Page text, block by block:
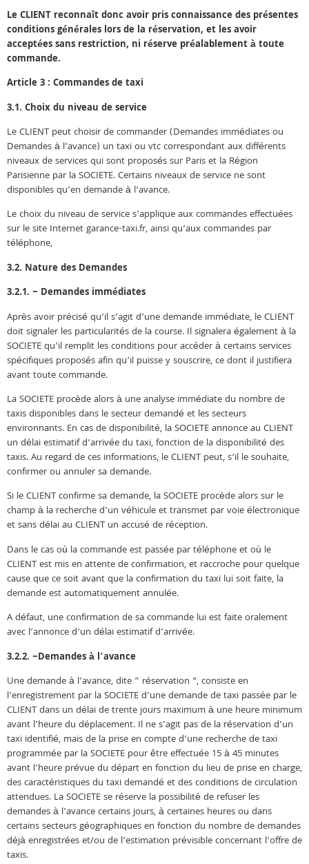
Le CLIENT reconnaît donc avoir pris connaissance des présentes
conditions générales lors de la réservation, et les avoir
acceptées sans restriction, ni réserve préalablement à toute
commande.
Article 3 : Commandes de taxi
3.1. Choix du niveau de service
Le CLIENT peut choisir de commander (Demandes immédiates ou
Demandes à l’avance) un taxi ou vtc correspondant aux différents
niveaux de services qui sont proposés sur Paris et la Région
Parisienne par la SOCIETE. Certains niveaux de service ne sont
disponibles qu’en demande à l’avance.
Le choix du niveau de service s’applique aux commandes effectuées
sur le site Internet garance-taxi.fr, ainsi qu’aux commandes par
téléphone,
3.2. Nature des Demandes
3.2.1. – Demandes immédiates
Après avoir précisé qu’il s’agit d’une demande immédiate, le CLIENT
doit signaler les particularités de la course. Il signalera également à la
SOCIETE qu’il remplit les conditions pour accéder à certains services
spécifiques proposés afin qu’il puisse y souscrire, ce dont il justifiera
avant toute commande.
La SOCIETE procède alors à une analyse immédiate du nombre de
taxis disponibles dans le secteur demandé et les secteurs
environnants. En cas de disponibilité, la SOCIETE annonce au CLIENT
un délai estimatif d’arrivée du taxi, fonction de la disponibilité des
taxis. Au regard de ces informations, le CLIENT peut, s’il le souhaite,
confirmer ou annuler sa demande.
Si le CLIENT confirme sa demande, la SOCIETE procède alors sur le
champ à la recherche d’un véhicule et transmet par voie électronique
et sans délai au CLIENT un accusé de réception.
Dans le cas où la commande est passée par téléphone et où le
CLIENT est mis en attente de confirmation, et raccroche pour quelque
cause que ce soit avant que la confirmation du taxi lui soit faite, la
demande est automatiquement annulée.
A défaut, une confirmation de sa commande lui est faite oralement
avec l’annonce d’un délai estimatif d’arrivée.
3.2.2. –Demandes à l’avance
Une demande à l’avance, dite ” réservation “, consiste en
l’enregistrement par la SOCIETE d’une demande de taxi passée par le
CLIENT dans un délai de trente jours maximum à une heure minimum
avant l’heure du déplacement. Il ne s’agit pas de la réservation d’un
taxi identifié, mais de la prise en compte d’une recherche de taxi
programmée par la SOCIETE pour être effectuée 15 à 45 minutes
avant l’heure prévue du départ en fonction du lieu de prise en charge,
des caractéristiques du taxi demandé et des conditions de circulation
attendues. La SOCIETE se réserve la possibilité de refuser les
demandes à l’avance certains jours, à certaines heures ou dans
certains secteurs géographiques en fonction du nombre de demandes
déjà enregistrées et/ou de l’estimation prévisible concernant l’offre de
taxis.